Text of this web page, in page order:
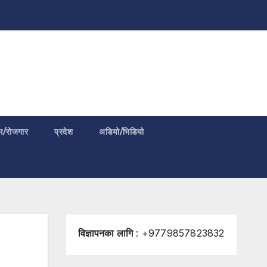
रोजगार प्रदेश अडियो/भिडियो
विज्ञापनका लागि: +9779857823832